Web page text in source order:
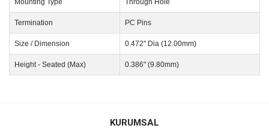
Mounting Type Through Hole
Termination PC Pins
Size / Dimension 0.472" Dia (12.00mm)
Height - Seated (Max) 0.386" (9.80mm)
Bu ürüne ilk yorumu siz yapın!
KURUMSAL